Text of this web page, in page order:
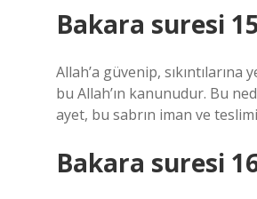
Bakara suresi
Allah’a güvenip,
bu Allah’ın kanunudur. Bu
ayet, bu sabrın iman ve
Bakara suresi